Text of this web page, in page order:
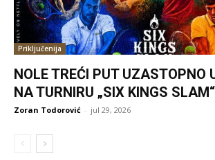
Priključenija
NOLE TREĆI PUT UZASTOPNO
NA TURNIRU „SIX KINGS
Zoran Todorović - jul 29, 2026